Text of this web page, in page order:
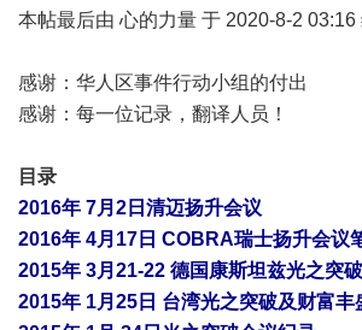
本帖最后由 心的力量 于 2020-8-2 03:16
感谢：华人区事件行动小组的付出
感谢：每一位记录，翻译人员！
目录
2016年 7月 2 日清迈扬升会议
2016年 4月 17 日 COBRA瑞士扬升会议
2015年 3月 21-22 德国康斯坦兹光之突
2015年 1月 25 日 台湾光之突破及财富丰